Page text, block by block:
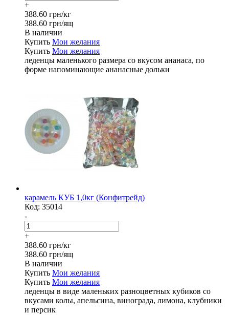
+
388.60 грн/кг
388.60 грн/ящ
В наличии
Купить Мои желания
Купить Мои желания
леденцы маленького размера со вкусом ананаса, по
форме напоминающие ананасные дольки
карамель КУБ 1,0кг (Конфитрейд)
Код: 35014
-
+
388.60 грн/кг
388.60 грн/ящ
В наличии
Купить Мои желания
Купить Мои желания
леденцы в виде маленьких разноцветных кубиков со
вкусами колы, апельсина, винограда, лимона, клубники
и персик